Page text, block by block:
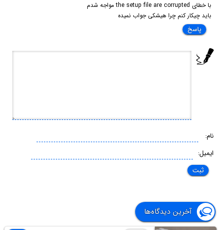
با خطای the setup file are corrupted مواجه شدم
باید چیکار کنم چرا هیشکی جواب نمیده
پاسخ
نام:
ایمیل:
آخرین دیدگاه‌ها